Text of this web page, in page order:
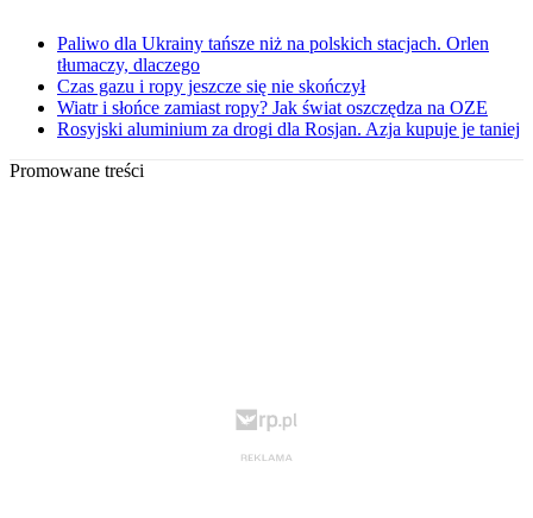
Paliwo dla Ukrainy tańsze niż na polskich stacjach. Orlen
tłumaczy, dlaczego
Czas gazu i ropy jeszcze się nie skończył
Wiatr i słońce zamiast ropy? Jak świat oszczędza na OZE
Rosyjski aluminium za drogi dla Rosjan. Azja kupuje je taniej
Promowane treści